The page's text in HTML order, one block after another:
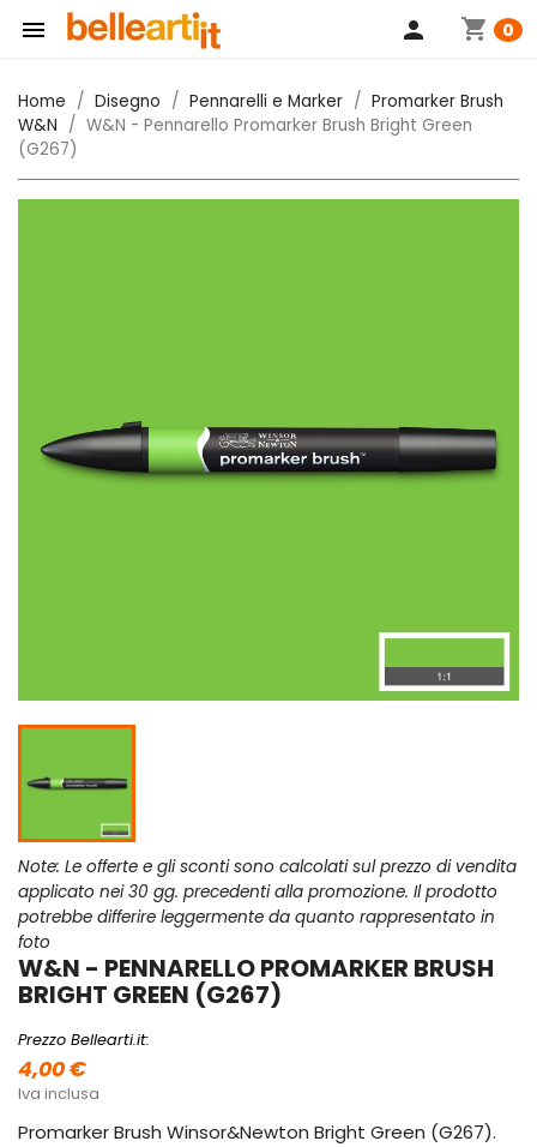
 shopping_cart 0
person
Home Disegno Pennarelli e Marker
Promarker Brush
W&N
W&N - Pennarello Promarker Brush Bright Green
(G267)
Note: Le offerte e gli sconti sono calcolati sul prezzo di vendita
applicato nei 30 gg. precedenti alla promozione. Il prodotto
potrebbe differire leggermente da quanto rappresentato in
foto
W&N - PENNARELLO PROMARKER BRUSH
BRIGHT GREEN (G267)
Prezzo Bellearti.it:
4,00 €
Iva inclusa
Promarker Brush Winsor&Newton Bright Green (G267).